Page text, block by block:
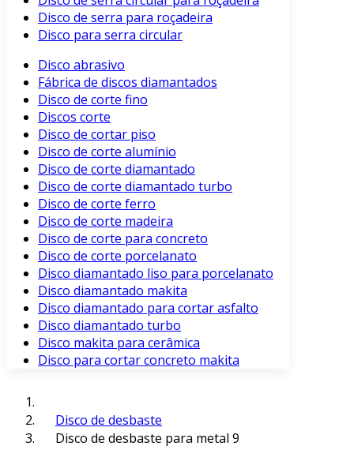
Disco de serra para roçadeira
Disco para serra circular
Disco abrasivo
Fábrica de discos diamantados
Disco de corte fino
Discos corte
Disco de cortar piso
Disco de corte alumínio
Disco de corte diamantado
Disco de corte diamantado turbo
Disco de corte ferro
Disco de corte madeira
Disco de corte para concreto
Disco de corte porcelanato
Disco diamantado liso para porcelanato
Disco diamantado makita
Disco diamantado para cortar asfalto
Disco diamantado turbo
Disco makita para cerâmica
Disco para cortar concreto makita
Disco de desbaste
Disco de desbaste para metal 9